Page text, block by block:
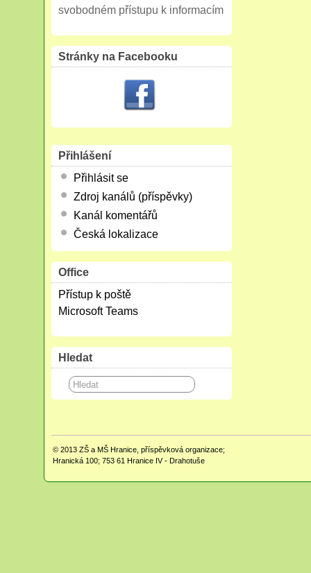
svobodném přístupu k informacím
Stránky na Facebooku
Přihlášení
Přihlásit se
Zdroj kanálů (příspěvky)
Kanál komentářů
Česká lokalizace
Office
Přístup k poště
Microsoft Teams
Hledat
© 2013 ZŠ a MŠ Hranice, příspěvková organizace;
Hranická 100; 753 61 Hranice IV - Drahotuše